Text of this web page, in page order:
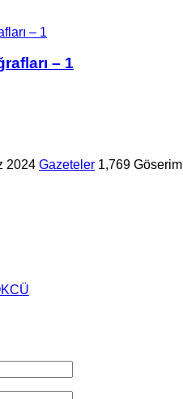
– 1
2024 Gazeteler 1,769 Göserim